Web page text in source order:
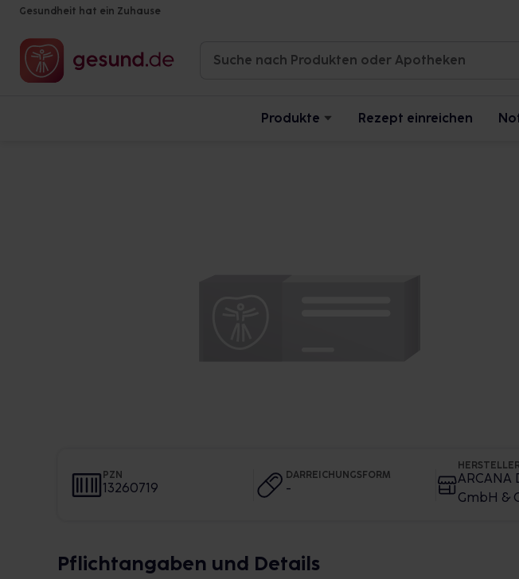
Gesundheit hat ein Zuhause
Produkte Rezept einreichen
PZN
13260719
DARREICHUNGSFORM
-
HERSTELLER
ARCANA
GmbH &
Pflichtangaben und Details